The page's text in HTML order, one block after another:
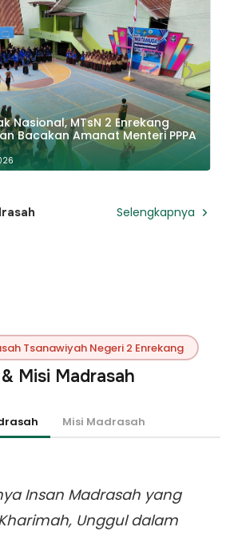
Akhiri dengan Karya:
2 Enrekang Resmi Ditutup
❯
Selengkapnya
Tsanawiyah Negeri 2 Enrekang
Misi Madrasah
Misi Madrasah
Insan Madrasah yang
Unggul dalam